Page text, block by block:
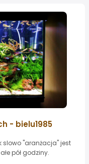
- bielu1985
slowo "aranżacja" jest
pół godziny.